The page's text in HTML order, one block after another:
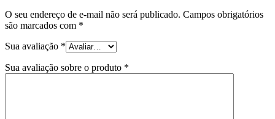
O seu endereço de e-mail não será publicado. Campos obrigatórios
são marcados com *
Sua avaliação *
Sua avaliação sobre o produto *